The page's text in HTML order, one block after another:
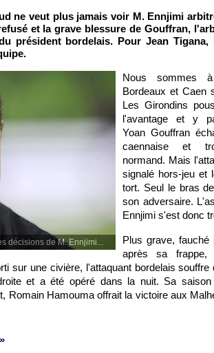
ne veut plus jamais voir M. Ennjimi
et la grave blessure de Gouffran,
président bordelais. Pour Jean
décisions de M. Ennjimi...
Nous sommes
Bordeaux et Caen
Les Girondins
l'avantage et y
Yoan Gouffran
caennaise et
normand. Mais
signalé hors-jeu et
tort. Seul le bras
son adversaire.
Ennjimi s'est donc
Plus grave,
après sa frappe,
sur une civière, l'attaquant bordelais souffre
et a été opéré dans la nuit. Sa
Romain Hamouma offrait la victoire aux
»